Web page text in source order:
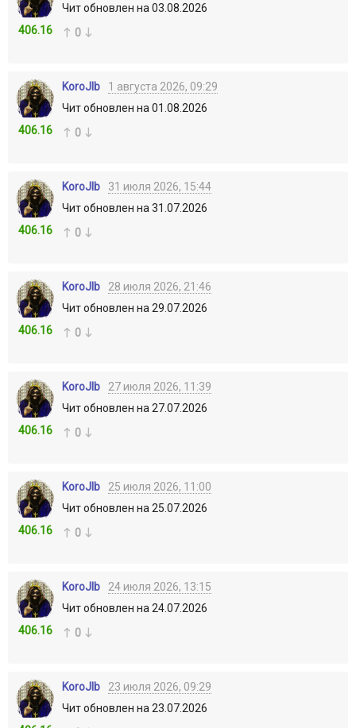
406.16
Чит обновлен на 03.08.2026
0
406.16
KoroJIb
1 августа 2026, 09:29
Чит обновлен на 01.08.2026
0
406.16
KoroJIb
31 июля 2026, 15:44
Чит обновлен на 31.07.2026
0
406.16
KoroJIb
28 июля 2026, 21:46
Чит обновлен на 29.07.2026
0
406.16
KoroJIb
27 июля 2026, 11:39
Чит обновлен на 27.07.2026
0
406.16
KoroJIb
25 июля 2026, 11:00
Чит обновлен на 25.07.2026
0
406.16
KoroJIb
24 июля 2026, 13:15
Чит обновлен на 24.07.2026
0
KoroJIb
23 июля 2026, 09:29
Чит обновлен на 23.07.2026